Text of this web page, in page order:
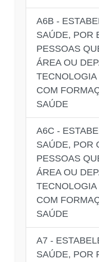
A6B -
SAÚDE, POR
PESSOAS
ÁREA OU
COM
SAÚDE
A6C -
SAÚDE, POR
PESSOAS
ÁREA OU
COM
SAÚDE
A7 -
SAÚDE, POR